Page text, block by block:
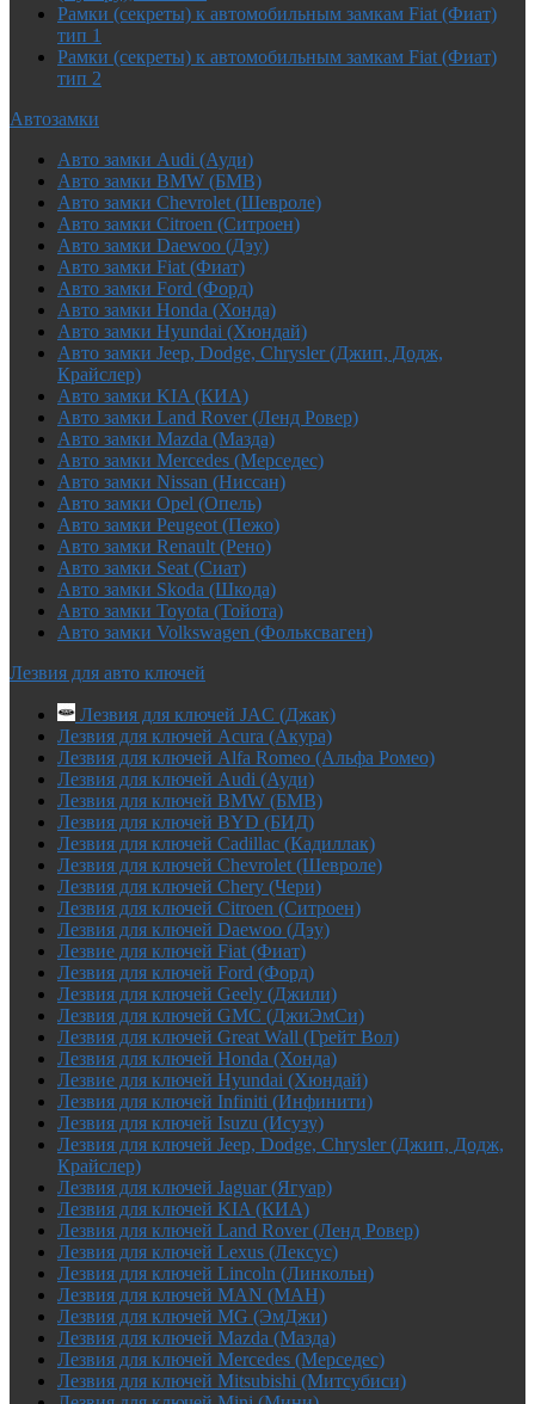
Рамки (секреты) к автомобильным замкам Fiat (Фиат)
тип 1
Рамки (секреты) к автомобильным замкам Fiat (Фиат)
тип 2
Автозамки
Авто замки Audi (Ауди)
Авто замки BMW (БМВ)
Авто замки Chevrolet (Шевроле)
Авто замки Citroen (Ситроен)
Авто замки Daewoo (Дэу)
Авто замки Fiat (Фиат)
Авто замки Ford (Форд)
Авто замки Honda (Хонда)
Авто замки Hyundai (Хюндай)
Авто замки Jeep, Dodge, Chrysler (Джип, Додж,
Крайслер)
Авто замки KIA (КИА)
Авто замки Land Rover (Ленд Ровер)
Авто замки Mazda (Мазда)
Авто замки Mercedes (Мерседес)
Авто замки Nissan (Ниссан)
Авто замки Opel (Опель)
Авто замки Peugeot (Пежо)
Авто замки Renault (Рено)
Авто замки Seat (Сиат)
Авто замки Skoda (Шкода)
Авто замки Toyota (Тойота)
Авто замки Volkswagen (Фольксваген)
Лезвия для авто ключей
Лезвия для ключей JAC (Джак)
Лезвия для ключей Acura (Акура)
Лезвия для ключей Alfa Romeo (Альфа Ромео)
Лезвия для ключей Audi (Ауди)
Лезвия для ключей BMW (БМВ)
Лезвия для ключей BYD (БИД)
Лезвия для ключей Cadillac (Кадиллак)
Лезвия для ключей Chevrolet (Шевроле)
Лезвия для ключей Chery (Чери)
Лезвия для ключей Citroen (Ситроен)
Лезвия для ключей Daewoo (Дэу)
Лезвие для ключей Fiat (Фиат)
Лезвия для ключей Ford (Форд)
Лезвия для ключей Geely (Джили)
Лезвия для ключей GMC (ДжиЭмСи)
Лезвия для ключей Great Wall (Грейт Вол)
Лезвия для ключей Honda (Хонда)
Лезвие для ключей Hyundai (Хюндай)
Лезвия для ключей Infiniti (Инфинити)
Лезвия для ключей Isuzu (Исузу)
Лезвия для ключей Jeep, Dodge, Chrysler (Джип, Додж,
Крайслер)
Лезвия для ключей Jaguar (Ягуар)
Лезвия для ключей KIA (КИА)
Лезвия для ключей Land Rover (Ленд Ровер)
Лезвия для ключей Lexus (Лексус)
Лезвия для ключей Lincoln (Линкольн)
Лезвия для ключей MAN (МАН)
Лезвия для ключей MG (ЭмДжи)
Лезвия для ключей Mazda (Мазда)
Лезвия для ключей Mercedes (Мерседес)
Лезвия для ключей Mitsubishi (Митсубиси)